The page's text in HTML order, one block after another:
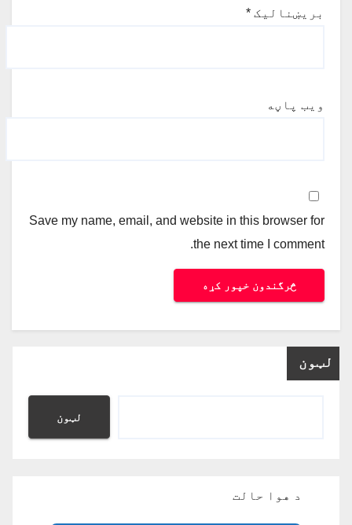
بریښنالیک *
ویب پاڼه
Save my name, email, and website in this browser for
the next time I comment.
لټون
لټون
د هوا حالت